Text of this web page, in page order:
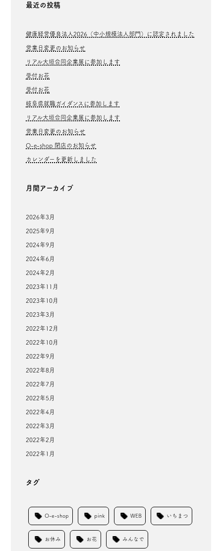
最近の投稿
健康経営優良法人2026（中小規模法人部門）に認定されました
営業日変更のお知らせ
リアル大垣合同企業展に参加します
受付お花
受付お花
岐阜県就職ガイダンスに参加します
リアル大垣合同企業展に参加します
営業日変更のお知らせ
O-e-shop 閉店のお知らせ
カレンダーを更新しました
月間アーカイブ
2026年3月
2025年9月
2024年9月
2024年6月
2024年2月
2023年11月
2023年10月
2023年3月
2022年12月
2022年10月
2022年9月
2022年8月
2022年7月
2022年5月
2022年4月
2022年3月
2022年2月
2022年1月
タグ
O-e-shop pink WEB いちまつ
お休み お花 みんなで